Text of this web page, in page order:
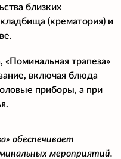
близких
(крематория) и
«Поминальная трапеза»
включая блюда
приборы, а при
обеспечивает
мероприятий.